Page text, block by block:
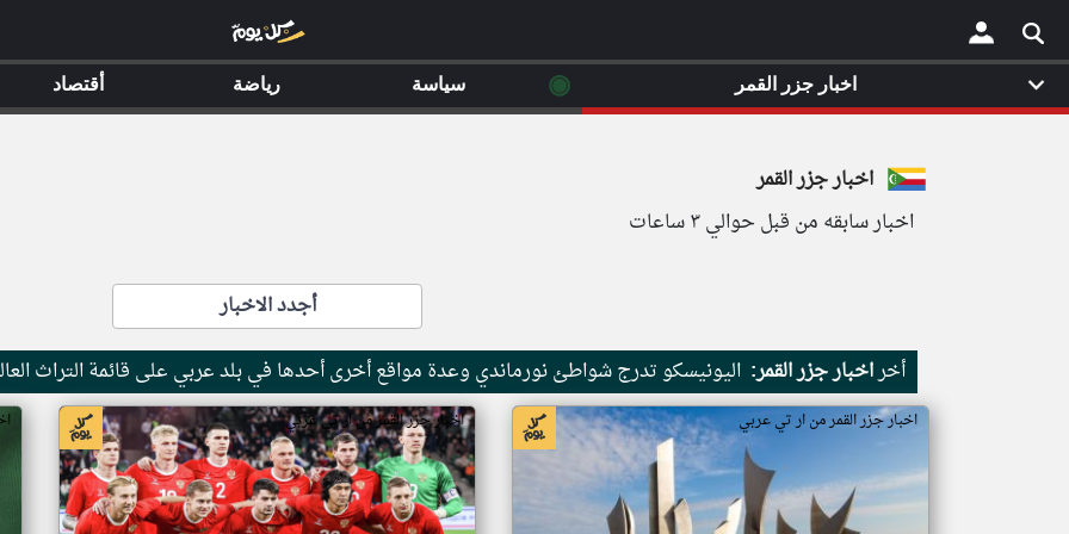
×
اخبار جزر القمر
اخبار سابقه من قبل حوالي ٣ ساعات
أجدد الاخبار
أخراخبار جزر القمر: اليونيسكو تدرج شواطئ نورماندي وعدة مواقع أخرى أحدها في بلد عربي على قائمة التراث
اخبار جزر القمر من ار تي عربي اخبار جزر القمر من ار تي عربي
اخبار جزر القمر ◉ سياسة رياضة أقتصاد